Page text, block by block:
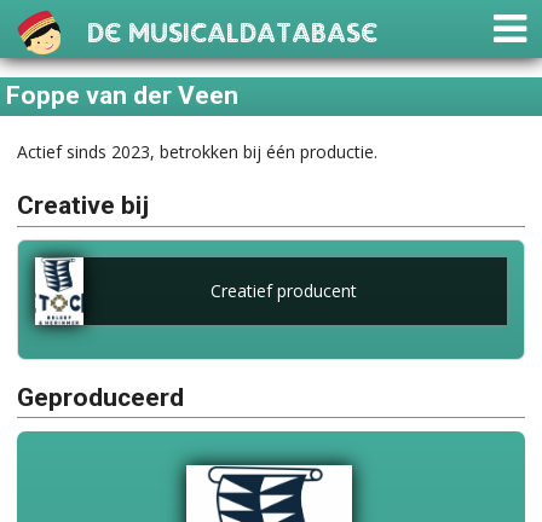
De Musicaldatabase
Foppe van der Veen
Actief sinds 2023, betrokken bij één productie.
Creative bij
Creatief producent
Geproduceerd